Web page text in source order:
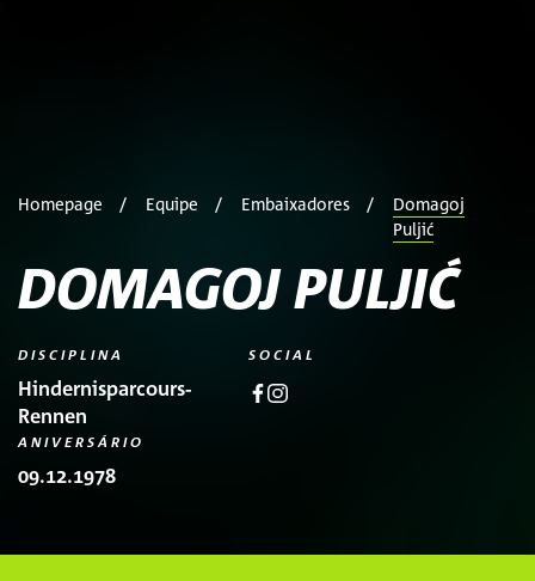
Homepage Equipe Embaixadores
Domagoj
Puljić
DOMAGOJ PULJIĆ
DISCIPLINA
Hindernisparcours-
Rennen
SOCIAL
ANIVERSÁRIO
09.12.1978